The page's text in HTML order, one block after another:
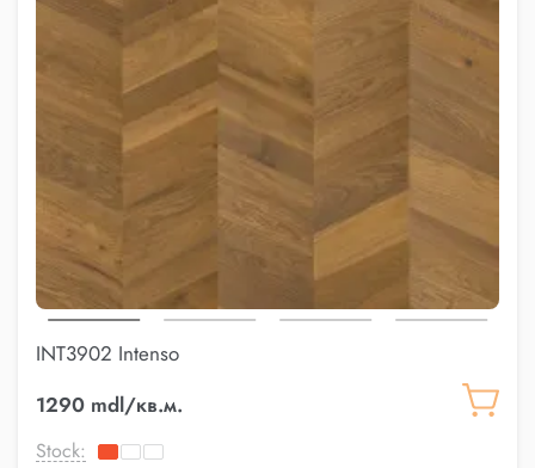
INT3902 Intenso
1290 mdl/кв.м.
Stock: